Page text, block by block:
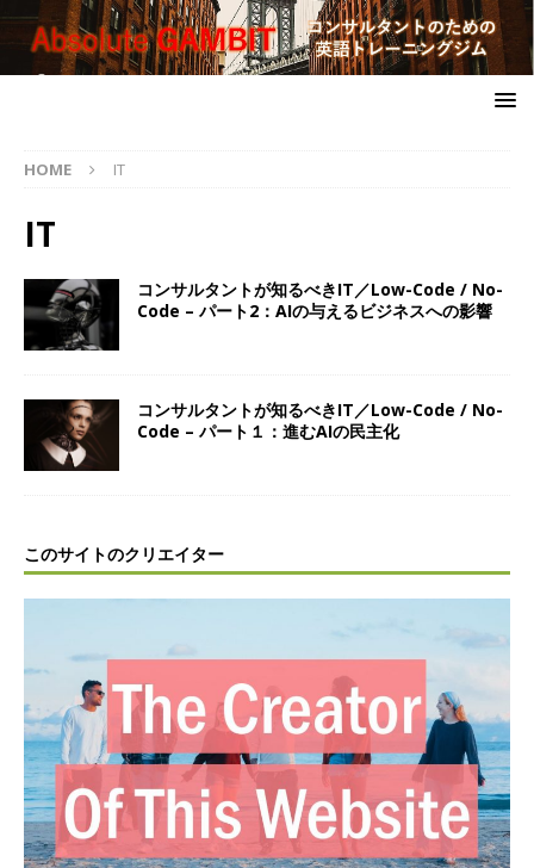
HOME IT
IT
コンサルタントが知るべきIT／Low-Code / No-
Code – パート2：AIの与えるビジネスへの影響
コンサルタントが知るべきIT／Low-Code / No-
Code – パート１：進むAIの民主化
このサイトのクリエイター